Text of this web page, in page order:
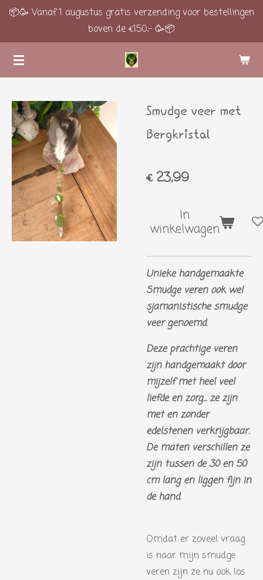
Ga
de
hoofdinhoud
📦🥳 Vanaf 1 augustus gratis verzending voor bestellingen
boven de €150,- 🥳📦
Smudge veer met
Bergkristal
€ 23,99
In
winkelwagen
Unieke handgemaakte
Smudge veren ook wel
sjamanistische smudge
veer genoemd.
Deze prachtige veren
zijn handgemaakt door
mijzelf met heel veel
liefde en zorg... ze zijn
met en zonder
edelstenen verkrijgbaar.
De maten verschillen ze
zijn tussen de 30 en 50
cm lang en liggen fijn in
de hand.
Omdat er zoveel vraag
is naar mijn smudge
veren zijn ze nu ook los